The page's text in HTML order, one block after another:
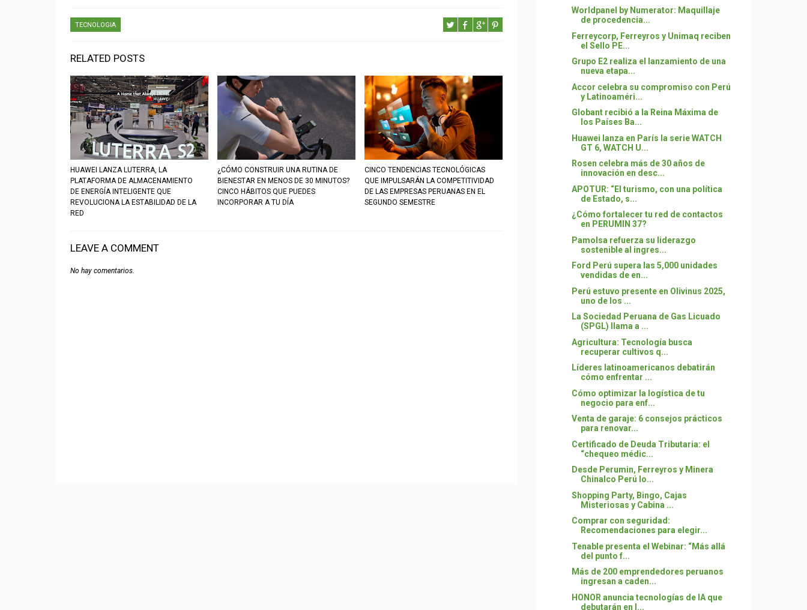
TECNOLOGIA
RELATED POSTS
HUAWEI LANZA LUTERRA, LA
PLATAFORMA DE ALMACENAMIENTO
DE ENERGÍA INTELIGENTE QUE
REVOLUCIONA LA ESTABILIDAD DE LA
RED
¿CÓMO CONSTRUIR UNA RUTINA DE
BIENESTAR EN MENOS DE 30 MINUTOS?
CINCO HÁBITOS QUE PUEDES
INCORPORAR A TU DÍA
CINCO TENDENCIAS TECNOLÓGICAS
QUE IMPULSARÁN LA COMPETITIVIDAD
DE LAS EMPRESAS PERUANAS EN EL
SEGUNDO SEMESTRE
LEAVE A COMMENT
No hay comentarios.
Worldpanel by Numerator: Maquillaje
de procedencia...
Ferreycorp, Ferreyros y Unimaq reciben
el Sello PE...
Grupo E2 realiza el lanzamiento de una
nueva etapa...
Accor celebra su compromiso con Perú
y Latinoaméri...
Globant recibió a la Reina Máxima de
los Países Ba...
Huawei lanza en París la serie WATCH
GT 6, WATCH U...
Rosen celebra más de 30 años de
innovación en desc...
APOTUR: “El turismo, con una política
de Estado, s...
¿Cómo fortalecer tu red de contactos
en PERUMIN 37?
Pamolsa refuerza su liderazgo
sostenible al ingres...
Ford Perú supera las 5,000 unidades
vendidas de en...
Perú estuvo presente en Olivinus 2025,
uno de los ...
La Sociedad Peruana de Gas Licuado
(SPGL) llama a ...
Agricultura: Tecnología busca
recuperar cultivos q...
Líderes latinoamericanos debatirán
cómo enfrentar ...
Cómo optimizar la logística de tu
negocio para enf...
Venta de garaje: 6 consejos prácticos
para renovar...
Certificado de Deuda Tributaria: el
“chequeo médic...
Desde Perumin, Ferreyros y Minera
Chinalco Perú lo...
Shopping Party, Bingo, Cajas
Misteriosas y Cabina ...
Comprar con seguridad:
Recomendaciones para elegir...
Tenable presenta el Webinar: “Más allá
del punto f...
Más de 200 emprendedores peruanos
ingresan a caden...
HONOR anuncia tecnologías de IA que
debutarán en l...